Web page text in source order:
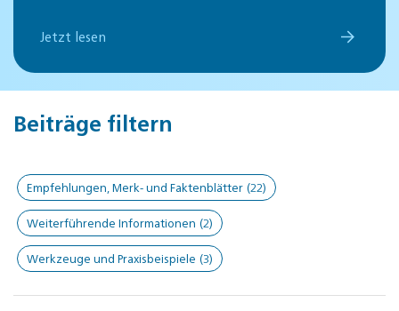
Jetzt lesen
Beiträge filtern
Empfehlungen, Merk- und Faktenblätter (22)
Weiterführende Informationen (2)
Werkzeuge und Praxisbeispiele (3)